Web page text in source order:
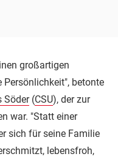
großartigen
Persönlichkeit", betonte
Söder(CSU), der zur
war. "Statt einer
sich für seine Familie
lebensfroh,